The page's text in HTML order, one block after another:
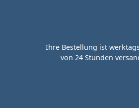
Ihre Bestellung ist
von 24 Stunden